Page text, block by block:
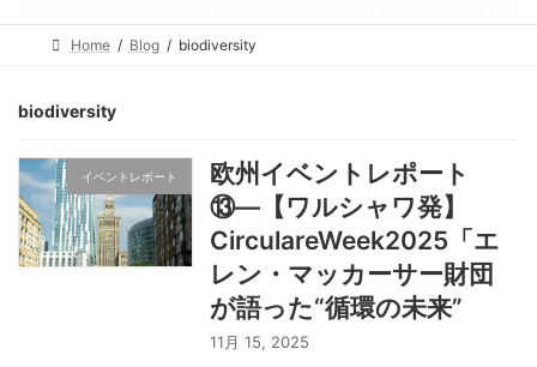
Home Blog biodiversity
biodiversity
イベントレポート
欧州イベントレポート
⑬―【ワルシャワ発】
CirculareWeek2025「エ
レン・マッカーサー財団
が語った“循環の未来”
11月 15, 2025